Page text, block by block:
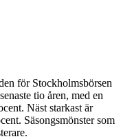
för Stockholmsbörsen
tio åren, med en
Näst starkast är
Säsongsmönster som